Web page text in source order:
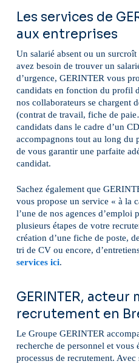
Les services de
aux entreprises
Un salarié absent ou un
avez besoin de trouver un
d’urgence, GERINTER vous
candidats en fonction du profil
nos collaborateurs se chargent
(contrat de travail, fiche de
candidats dans le cadre d’un
accompagnons tout au long du
de vous garantir une parfaite
candidat.
Sachez également que
vous propose un service « à la
l’une de nos agences d’emploi
plusieurs étapes de votre
création d’une fiche de poste,
tri de CV ou encore,
services ici.
GERINTER, acteur
recrutement en
Le Groupe GERINTER
recherche de personnel et vous
processus de recrutement. Avec